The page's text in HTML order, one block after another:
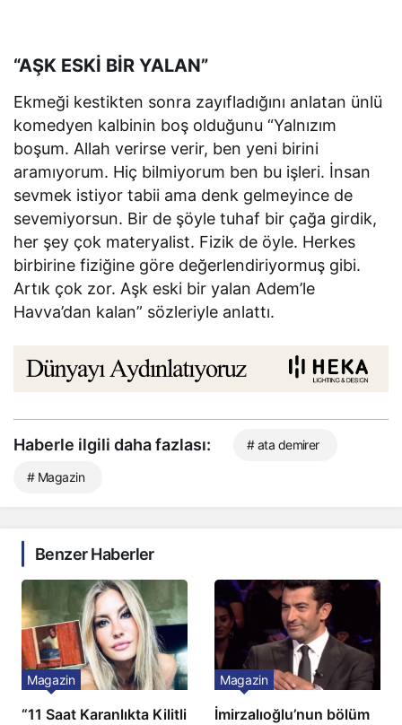
“AŞK ESKİ BİR YALAN”
Ekmeği kestikten sonra zayıfladığını anlatan ünlü
komedyen kalbinin boş olduğunu “Yalnızım
boşum. Allah verirse verir, ben yeni birini
aramıyorum. Hiç bilmiyorum ben bu işleri. İnsan
sevmek istiyor tabii ama denk gelmeyince de
sevemiyorsun. Bir de şöyle tuhaf bir çağa girdik,
her şey çok materyalist. Fizik de öyle. Herkes
birbirine fiziğine göre değerlendiriyormuş gibi.
Artık çok zor. Aşk eski bir yalan Adem’le
Havva’dan kalan” sözleriyle anlattı.
Haberle ilgili daha fazlası: # ata demirer
# Magazin
Benzer Haberler
“11 Saat Karanlıkta Kilitli
Magazin
İmirzalıoğlu’nun bölüm
Magazin